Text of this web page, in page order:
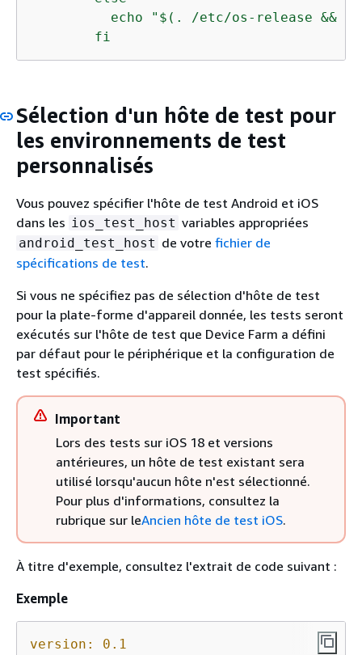
echo "$(. /etc/os-release &&
        fi
Sélection d'un hôte de test pour
les environnements de test
personnalisés
Vous pouvez spécifier l'hôte de test Android et iOS
dans les ios_test_host variables appropriées
android_test_host de votre fichier de
spécifications de test.
Si vous ne spécifiez pas de sélection d'hôte de test
pour la plate-forme d'appareil donnée, les tests seront
exécutés sur l'hôte de test que Device Farm a défini
par défaut pour le périphérique et la configuration de
test spécifiés.
Important
Lors des tests sur iOS 18 et versions
antérieures, un hôte de test existant sera
utilisé lorsqu'aucun hôte n'est sélectionné.
Pour plus d'informations, consultez la
rubrique sur leAncien hôte de test iOS.
À titre d'exemple, consultez l'extrait de code suivant :
Exemple
version:
0.1